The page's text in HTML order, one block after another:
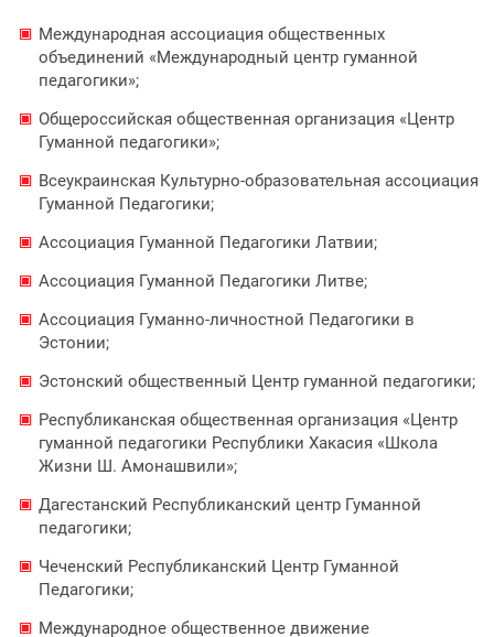
Международная ассоциация общественных
объединений «Международный центр гуманной
педагогики»;
Общероссийская общественная организация «Центр
Гуманной педагогики»;
Всеукраинская Культурно-образовательная ассоциация
Гуманной Педагогики;
Ассоциация Гуманной Педагогики Латвии;
Ассоциация Гуманной Педагогики Литве;
Ассоциация Гуманно-личностной Педагогики в
Эстонии;
Эстонский общественный Центр гуманной педагогики;
Республиканская общественная организация «Центр
гуманной педагогики Республики Хакасия «Школа
Жизни Ш. Амонашвили»;
Дагестанский Республиканский центр Гуманной
педагогики;
Чеченский Республиканский Центр Гуманной
Педагогики;
Международное общественное движение